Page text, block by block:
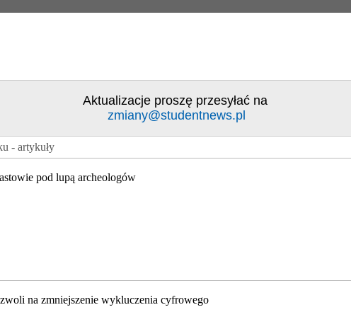
Aktualizacje proszę przesyłać na
zmiany@studentnews.pl
- artykuły
pod lupą archeologów
na zmniejszenie wykluczenia cyfrowego